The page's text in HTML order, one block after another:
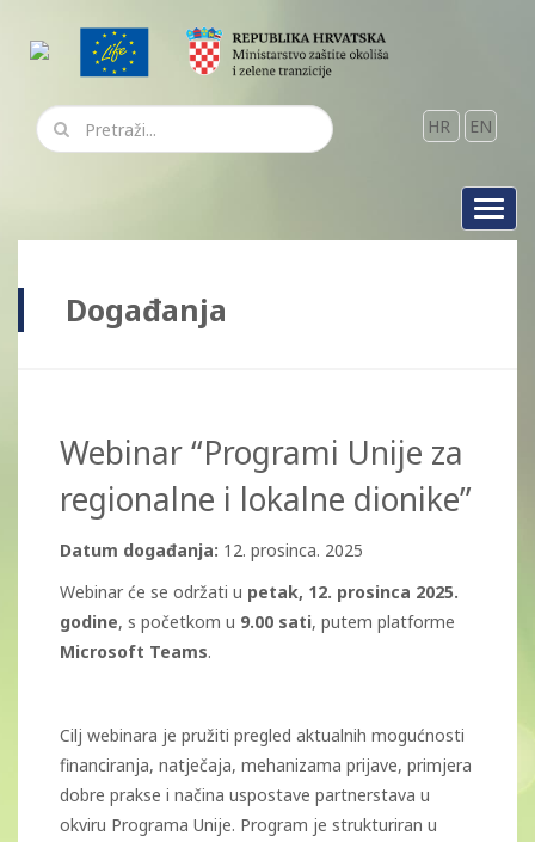
HR EN
Događanja
Webinar “Programi Unije za
regionalne i lokalne dionike”
Datum događanja: 12. prosinca. 2025
Webinar će se održati u petak, 12. prosinca 2025.
godine, s početkom u 9.00 sati, putem platforme
Microsoft Teams.
Cilj webinara je pružiti pregled aktualnih mogućnosti
financiranja, natječaja, mehanizama prijave, primjera
dobre prakse i načina uspostave partnerstava u
okviru Programa Unije. Program je strukturiran u